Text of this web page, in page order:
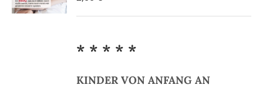
* * * * *
KINDER VON ANFANG AN